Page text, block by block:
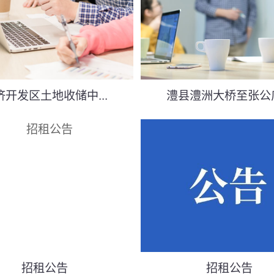
开发区土地收储中... 澧县澧洲大桥至张公
招租公告 招租公告